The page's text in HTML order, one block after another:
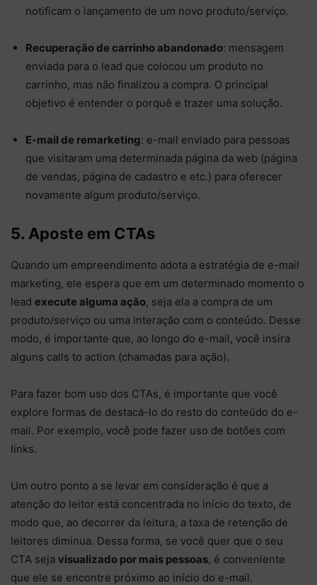
notificam o lançamento de um novo produto/serviço.
Recuperação de carrinho abandonado: mensagem
enviada para o lead que colocou um produto no
carrinho, mas não finalizou a compra. O principal
objetivo é entender o porquê e trazer uma solução.
E-mail de remarketing: e-mail enviado para pessoas
que visitaram uma determinada página da web (página
de vendas, página de cadastro e etc.) para oferecer
novamente algum produto/serviço.
5. Aposte em CTAs
Quando um empreendimento adota a estratégia de e-mail
marketing, ele espera que em um determinado momento o
lead execute alguma ação, seja ela a compra de um
produto/serviço ou uma interação com o conteúdo. Desse
modo, é importante que, ao longo do e-mail, você insira
alguns calls to action (chamadas para ação).
Para fazer bom uso dos CTAs, é importante que você
explore formas de destacá-lo do resto do conteúdo do e-
mail. Por exemplo, você pode fazer uso de botões com
links.
Um outro ponto a se levar em consideração é que a
atenção do leitor está concentrada no início do texto, de
modo que, ao decorrer da leitura, a taxa de retenção de
leitores diminua. Dessa forma, se você quer que o seu
CTA seja visualizado por mais pessoas, é conveniente
que ele se encontre próximo ao início do e-mail.